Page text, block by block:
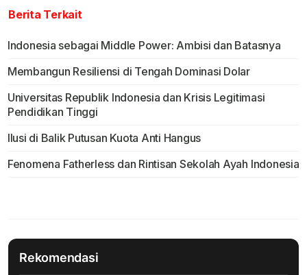
Berita Terkait
Indonesia sebagai Middle Power: Ambisi dan Batasnya
Membangun Resiliensi di Tengah Dominasi Dolar
Universitas Republik Indonesia dan Krisis Legitimasi
Pendidikan Tinggi
Ilusi di Balik Putusan Kuota Anti Hangus
Fenomena Fatherless dan Rintisan Sekolah Ayah Indonesia
Rekomendasi